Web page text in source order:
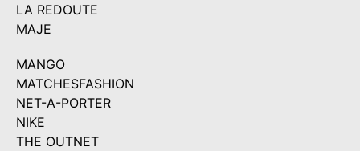
LA REDOUTE
MAJE
MANGO
MATCHESFASHION
NET-A-PORTER
NIKE
THE OUTNET